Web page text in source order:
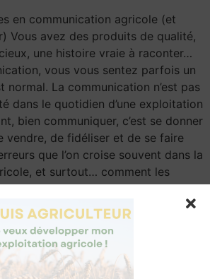
en communication agricole (et
Vous avez des produits de qualité,
une histoire vraie à raconter…
vous vous sentez parfois un
normal. La communication n’est pas
dans le quotidien d’une exploitation
bien communiquer, c’est se donner
vendre, de fidéliser et de se faire
que l’on croise souvent dans la
et surtout… comment les
Parler uniquement du produit… et
sûr, vos légumes sont beaux, vos
Mais ce qui fait la différence, c’est
n’achètent pas seulement un
une histoire, un engagement, un
publications “produit + prix” sans